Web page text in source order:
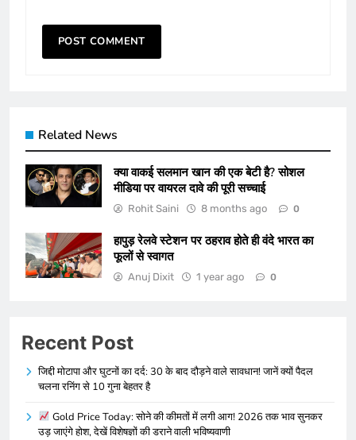
Related News
क्या वाकई सलमान खान की एक बेटी है? सोशल
मीडिया पर वायरल दावे की पूरी सच्चाई
Rohit Saini 8 months ago 0
हापुड़ रेलवे स्टेशन पर ठहराव होते ही वंदे भारत का
फूलों से स्वागत
Anuj Dixit 1 year ago 0
Recent Post
जिद्दी मोटापा और घुटनों का दर्द: 30 के बाद दौड़ने वाले सावधान! जानें क्यों पैदल
चलना रनिंग से 10 गुना बेहतर है
Gold Price Today: सोने की कीमतों में लगी आग! 2026 तक भाव सुनकर
उड़ जाएंगे होश, देखें विशेषज्ञों की डराने वाली भविष्यवाणी